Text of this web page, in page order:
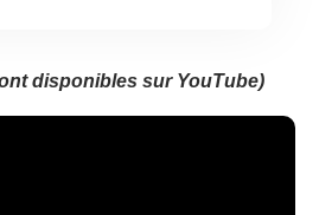
disponibles sur YouTube)